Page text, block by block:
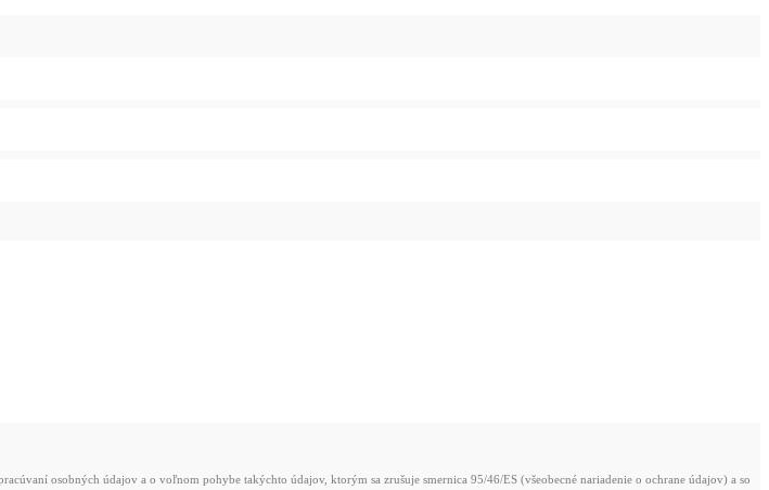
osobných údajov a o voľnom pohybe takýchto údajov, ktorým sa zrušuje smernica 95/46/ES (všeobecné nariadenie o ochrane údajov) a so